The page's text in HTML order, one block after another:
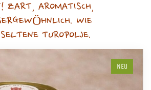
ZART, AROMATISCH,
WIE
TUROPOLJE.
NEU